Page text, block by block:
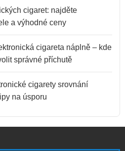
cigaret: najděte
a výhodné ceny
cigareta náplně – kde
správné příchutě
cigarety srovnání
na úsporu